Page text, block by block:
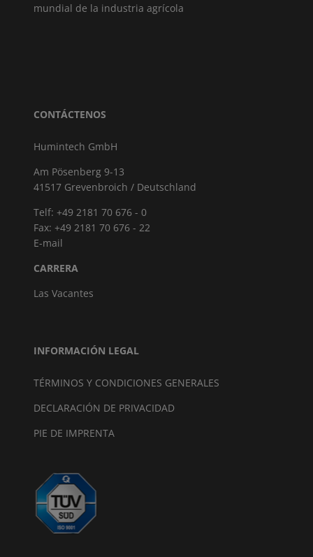
mundial de la industria agrícola
CONTÁCTENOS
Humintech GmbH
Am Pösenberg 9-13
41517 Grevenbroich / Deutschland
Telf: +49 2181 70 676 - 0
Fax: +49 2181 70 676 - 22
E-mail
CARRERA
Las Vacantes
INFORMACIÓN LEGAL
TÉRMINOS Y CONDICIONES GENERALES
DECLARACIÓN DE PRIVACIDAD
PIE DE IMPRENTA